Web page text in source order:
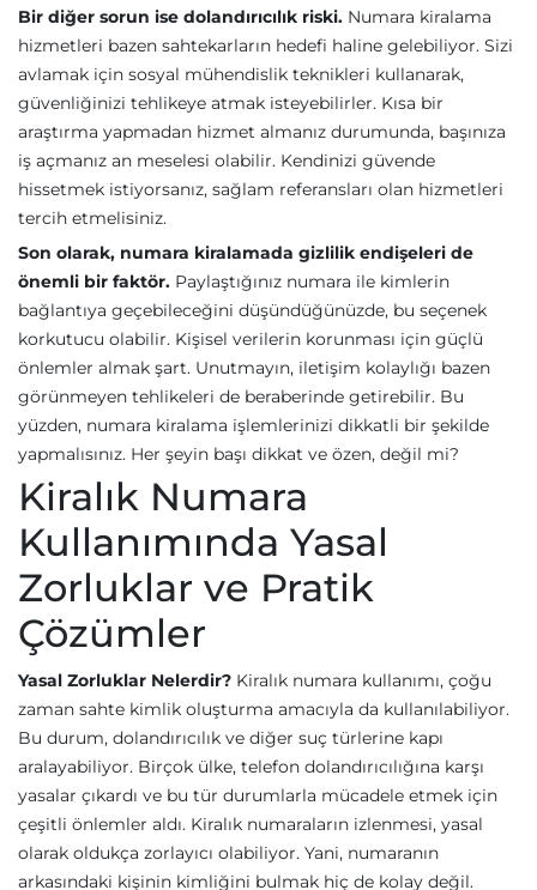
Bir diğer sorun ise dolandırıcılık riski. Numara kiralama
hizmetleri bazen sahtekarların hedefi haline gelebiliyor. Sizi
avlamak için sosyal mühendislik teknikleri kullanarak,
güvenliğinizi tehlikeye atmak isteyebilirler. Kısa bir
araştırma yapmadan hizmet almanız durumunda, başınıza
iş açmanız an meselesi olabilir. Kendinizi güvende
hissetmek istiyorsanız, sağlam referansları olan hizmetleri
tercih etmelisiniz.
Son olarak, numara kiralamada gizlilik endişeleri de
önemli bir faktör. Paylaştığınız numara ile kimlerin
bağlantıya geçebileceğini düşündüğünüzde, bu seçenek
korkutucu olabilir. Kişisel verilerin korunması için güçlü
önlemler almak şart. Unutmayın, iletişim kolaylığı bazen
görünmeyen tehlikeleri de beraberinde getirebilir. Bu
yüzden, numara kiralama işlemlerinizi dikkatli bir şekilde
yapmalısınız. Her şeyin başı dikkat ve özen, değil mi?
Kiralık Numara
Kullanımında Yasal
Zorluklar ve Pratik
Çözümler
Yasal Zorluklar Nelerdir? Kiralık numara kullanımı, çoğu
zaman sahte kimlik oluşturma amacıyla da kullanılabiliyor.
Bu durum, dolandırıcılık ve diğer suç türlerine kapı
aralayabiliyor. Birçok ülke, telefon dolandırıcılığına karşı
yasalar çıkardı ve bu tür durumlarla mücadele etmek için
çeşitli önlemler aldı. Kiralık numaraların izlenmesi, yasal
olarak oldukça zorlayıcı olabiliyor. Yani, numaranın
arkasındaki kişinin kimliğini bulmak hiç de kolay değil.